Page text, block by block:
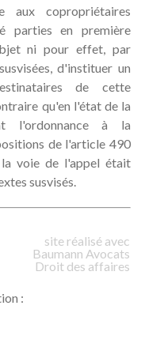
aux copropriétaires
parties en première
ni pour effet, par
d'instituer un
de cette
qu'en l'état de la
l'ordonnance à la
de l'article 490
voie de l'appel était
susvisés.
site réalisé avec
Baumann Avocats
Droit des affaires
: